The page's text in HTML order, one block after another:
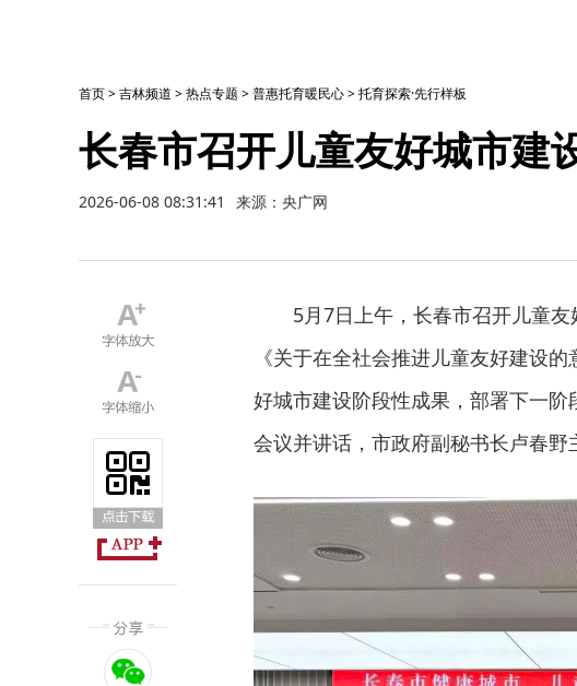
首页>吉林频道 >热点专题 >普惠托育暖民心>托育探索·先行样板
长春市召开儿童友好城市建
2026-06-08 08:31:41 来源：央广网
5月7日上午，长春市召开儿童
《关于在全社会推进儿童友好建设
好城市建设阶段性成果，部署下一
会议并讲话，市政府副秘书长卢春野